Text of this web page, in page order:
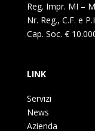
Reg. Impr. MI –
Nr. Reg., C.F. e
Cap. Soc. €
LINK
Servizi
News
Azienda